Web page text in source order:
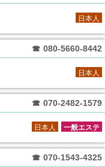
日本人
☎ 080-5660-8442
日本人
☎ 070-2482-1579
一般エステ
日本人
☎ 070-1543-4325